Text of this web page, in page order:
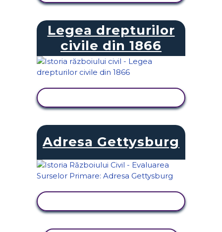
Legea drepturilor
civile din 1866
Adresa Gettysburg